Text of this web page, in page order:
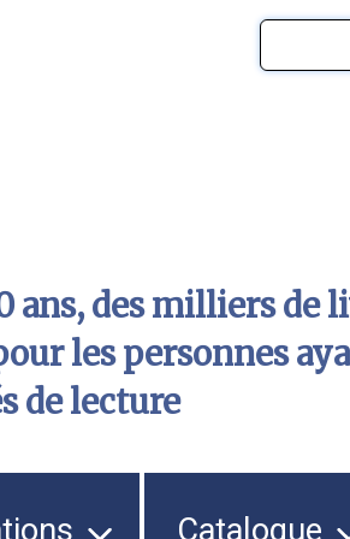
ans, des milliers de
les personnes
de lecture
Catalogue